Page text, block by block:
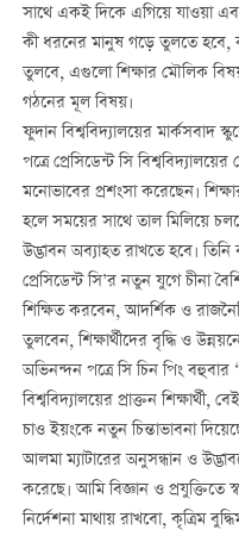
সাথে একই দিকে এগিয়ে যাওয়া
কী ধরনের মানুষ গড়ে তুলতে হবে,
তুলবে, এগুলো শিক্ষার মৌলিক বিষয়
গঠনের মূল বিষয়।
ফুদান বিশ্ববিদ্যালয়ের
পত্রে প্রেসিডেন্ট সি
মনোভাবের প্রশংসা করেছেন।
হলে সময়ের সাথে তাল মিলিয়ে
উদ্ভাবন অব্যাহত রাখতে হবে।
প্রেসিডেন্ট সি’র নতুন যুগে চীনা
শিক্ষিত করবেন, আদর্শিক ও
তুলবেন, শিক্ষার্থীদের বৃদ্ধি ও
অভিনন্দন পত্রে সি চিন পিং বহুবার
বিশ্ববিদ্যালয়ের প্রাক্তন শিক্ষার্থী,
চাও ইয়ংকে নতুন চিন্তাভাবনা
আলমা ম্যাটারের অনুসন্ধান ও
করেছে। আমি বিজ্ঞান ও প্রযুক্তিতে
নির্দেশনা মাথায় রাখবো, কৃত্রিম